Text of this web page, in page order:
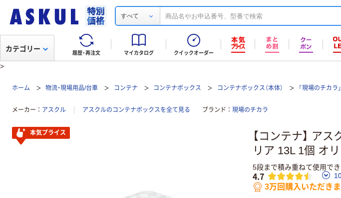
すべて
履歴・再注文 マイカタログ クイックオーダー
カテゴリー
>
ホーム 物流・現場用品/台車 コンテナ コンテナボックス コンテナボックス（本体） 「現場のチカ
メーカー アスクル アスクルのコンテナボックスを全て見る ブランド 現場のチカラ
【コンテナ】 ア
リア 13L 1個 オ
5段まで積み重ねて使用で
4.7
3万回購入いただきま
本気プライス